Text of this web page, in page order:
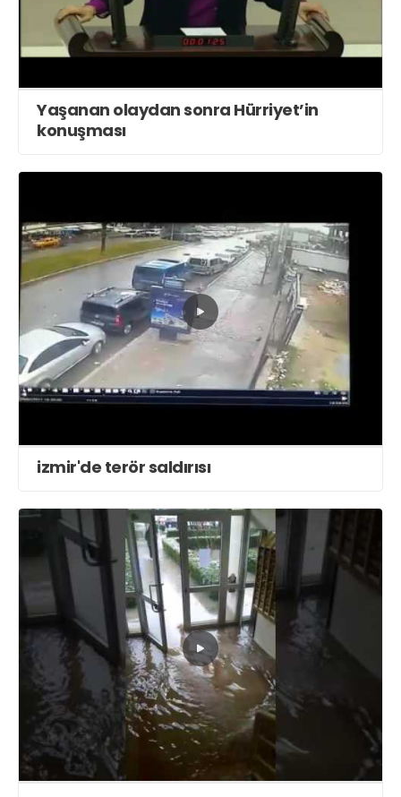
Yaşanan olaydan sonra Hürriyet’in
konuşması
izmir'de terör saldırısı